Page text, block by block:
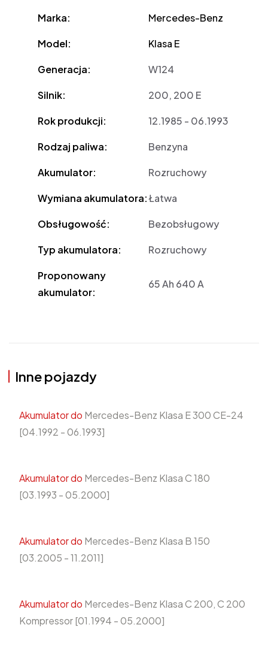
Marka: Mercedes-Benz
Model: Klasa E
Generacja: W124
Silnik: 200, 200 E
Rok produkcji: 12.1985 - 06.1993
Rodzaj paliwa: Benzyna
Akumulator: Rozruchowy
Wymiana akumulatora:Łatwa
Obsługowość: Bezobsługowy
Typ akumulatora: Rozruchowy
Proponowany
akumulator:
65 Ah 640 A
Inne pojazdy
Akumulator do Mercedes-Benz Klasa E 300 CE-24
[04.1992 - 06.1993]
Akumulator do Mercedes-Benz Klasa C 180
[03.1993 - 05.2000]
Akumulator do Mercedes-Benz Klasa B 150
[03.2005 - 11.2011]
Akumulator do Mercedes-Benz Klasa C 200, C 200
Kompressor [01.1994 - 05.2000]